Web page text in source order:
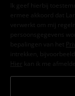
Ik geef hierbij
ermee akkoord dat
verwerkt om mij
persoonsgegevens
bepalingen van het
intrekken, bijvoorbeeld
Hier kan ik me